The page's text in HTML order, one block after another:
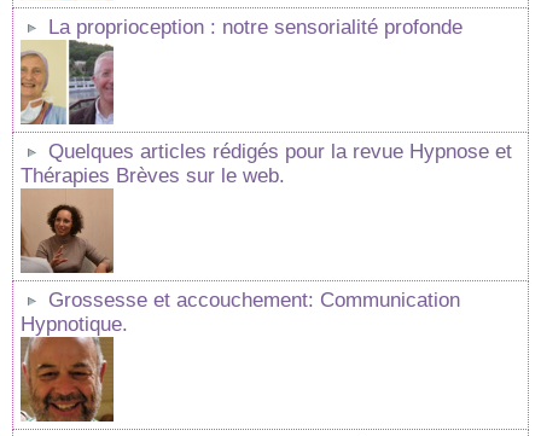
La proprioception : notre sensorialité profonde
Quelques articles rédigés pour la revue Hypnose et
Thérapies Brèves sur le web.
Grossesse et accouchement: Communication
Hypnotique.